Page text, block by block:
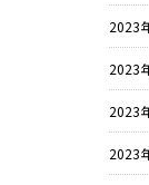
2023
2023
2023
2023